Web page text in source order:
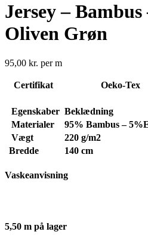
Jersey –
Oliven Grøn
95,00 kr. per m
Certifikat Oeko-Tex
Egenskaber Beklædning
Materialer
95% Bambus –
Vægt
220 g/m2
Bredde
140 cm
Vaskeanvisning
5,50 m på lager